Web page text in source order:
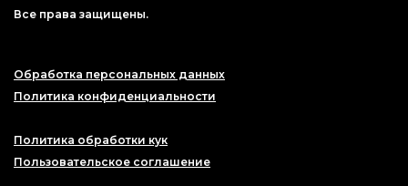
Все права защищены.
Обработка персональных данных
Политика конфиденциальности
Политика обработки кук
Пользовательское соглашение